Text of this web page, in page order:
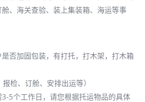
、海关查验、装上集装箱、海运等事
否加固包装，有打托，打木架，打木箱
检、订舱、安排出运等）
5个工作日，请您根据托运物品的具体